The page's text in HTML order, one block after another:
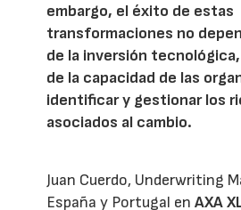
embargo, el éxito de estas
transformaciones no
de la inversión
de la capacidad de las
identificar y gestionar los
asociados al cambio.
Juan Cuerdo, Underwriting
España y Portugal enAXA